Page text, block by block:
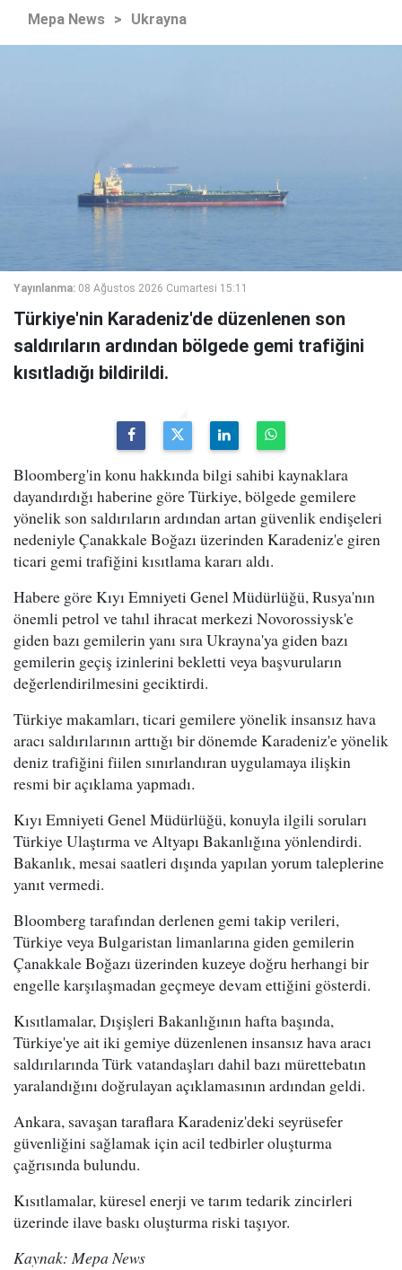
Mepa News > Ukrayna
Yayınlanma: 08 Ağustos 2026 Cumartesi 15:11
Türkiye'nin Karadeniz'de düzenlenen son
saldırıların ardından bölgede gemi trafiğini
kısıtladığı bildirildi.
Bloomberg'in konu hakkında bilgi sahibi kaynaklara
dayandırdığı haberine göre Türkiye, bölgede gemilere
yönelik son saldırıların ardından artan güvenlik endişeleri
nedeniyle Çanakkale Boğazı üzerinden Karadeniz'e giren
ticari gemi trafiğini kısıtlama kararı aldı.
Habere göre Kıyı Emniyeti Genel Müdürlüğü, Rusya'nın
önemli petrol ve tahıl ihracat merkezi Novorossiysk'e
giden bazı gemilerin yanı sıra Ukrayna'ya giden bazı
gemilerin geçiş izinlerini bekletti veya başvuruların
değerlendirilmesini geciktirdi.
Türkiye makamları, ticari gemilere yönelik insansız hava
aracı saldırılarının arttığı bir dönemde Karadeniz'e yönelik
deniz trafiğini fiilen sınırlandıran uygulamaya ilişkin
resmi bir açıklama yapmadı.
Kıyı Emniyeti Genel Müdürlüğü, konuyla ilgili soruları
Türkiye Ulaştırma ve Altyapı Bakanlığına yönlendirdi.
Bakanlık, mesai saatleri dışında yapılan yorum taleplerine
yanıt vermedi.
Bloomberg tarafından derlenen gemi takip verileri,
Türkiye veya Bulgaristan limanlarına giden gemilerin
Çanakkale Boğazı üzerinden kuzeye doğru herhangi bir
engelle karşılaşmadan geçmeye devam ettiğini gösterdi.
Kısıtlamalar, Dışişleri Bakanlığının hafta başında,
Türkiye'ye ait iki gemiye düzenlenen insansız hava aracı
saldırılarında Türk vatandaşları dahil bazı mürettebatın
yaralandığını doğrulayan açıklamasının ardından geldi.
Ankara, savaşan taraflara Karadeniz'deki seyrüsefer
güvenliğini sağlamak için acil tedbirler oluşturma
çağrısında bulundu.
Kısıtlamalar, küresel enerji ve tarım tedarik zincirleri
üzerinde ilave baskı oluşturma riski taşıyor.
Kaynak: Mepa News